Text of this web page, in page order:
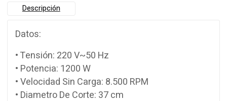
Descripción
Datos:
• Tensión: 220 V~50 Hz
• Potencia: 1200 W
• Velocidad Sin Carga: 8.500 RPM
• Diametro De Corte: 37 cm